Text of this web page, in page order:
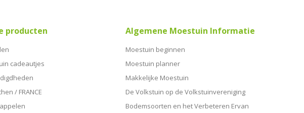
producten
cadeautjes
/ FRANCE
Algemene Moestuin Informatie
Moestuin beginnen
Moestuin planner
Makkelijke Moestuin
De Volkstuin op de Volkstuinvereniging
Bodemsoorten en het Verbeteren Ervan